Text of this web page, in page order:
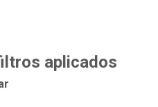
aplicados